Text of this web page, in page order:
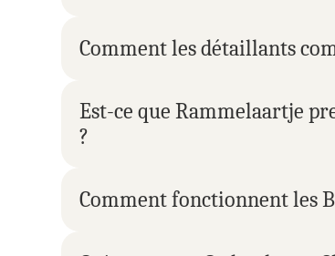
Comment les détaillants
Est-ce que Rammelaartje
?
Comment fonctionnent les